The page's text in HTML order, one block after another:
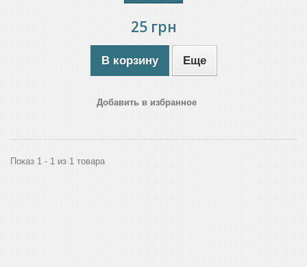
25 грн
В корзину Еще
Добавить в избранное
Показ 1 - 1 из 1 товара